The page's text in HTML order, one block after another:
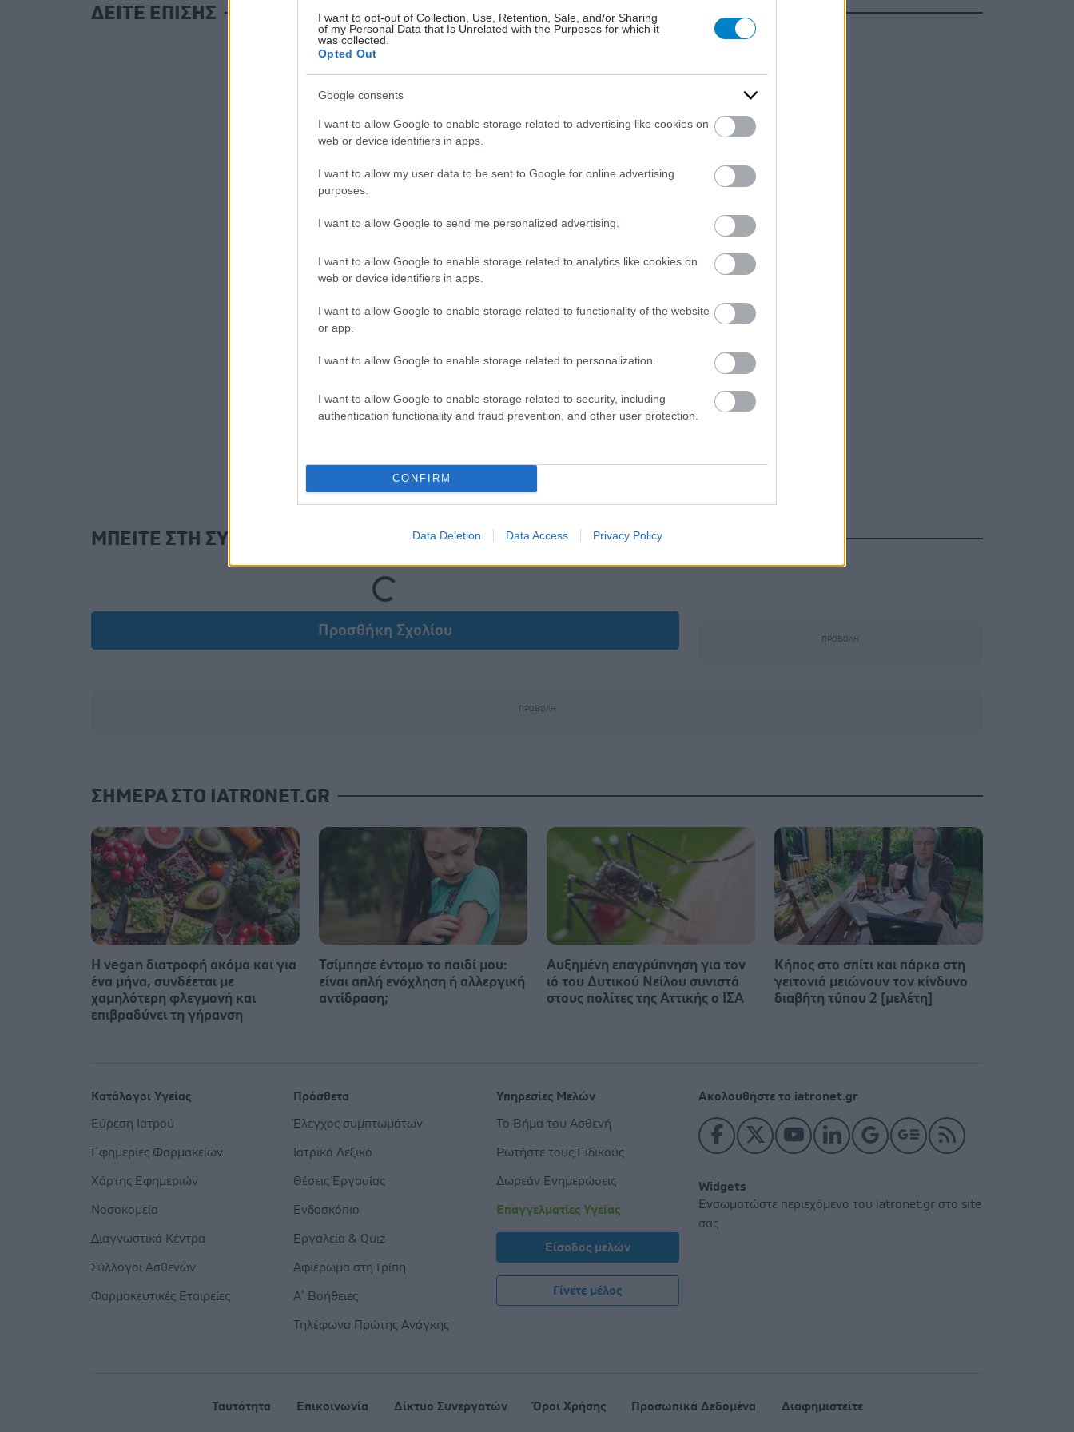
I want to opt-out of Collection, Use, Retention, Sale, and/or Sharing
of my Personal Data that Is Unrelated with the Purposes for which it
was collected.
Opted Out
Google consents
I want to allow Google to enable storage related to advertising like cookies on
web or device identifiers in apps.
I want to allow my user data to be sent to Google for online advertising
purposes.
I want to allow Google to send me personalized advertising.
I want to allow Google to enable storage related to analytics like cookies on
web or device identifiers in apps.
I want to allow Google to enable storage related to functionality of the website
or app.
I want to allow Google to enable storage related to personalization.
I want to allow Google to enable storage related to security, including
authentication functionality and fraud prevention, and other user protection.
CONFIRM
Data Deletion Data Access Privacy Policy
ΔΕΙΤΕ ΕΠΙΣΗΣ
ΜΠΕΙΤΕ ΣΤΗ ΣΥΖΗΤΗΣΗ
Loading...
Προσθήκη Σχολίου
ΣΗΜΕΡΑ ΣΤΟ IATRONET.GR
Η vegan διατροφή ακόμα και για
ένα μήνα, συνδέεται με
χαμηλότερη φλεγμονή και
επιβραδύνει τη γήρανση
Τσίμπησε έντομο το παιδί μου:
είναι απλή ενόχληση ή αλλεργική
αντίδραση;
Αυξημένη επαγρύπνηση για τον
ιό του Δυτικού Νείλου συνιστά
στους πολίτες της Αττικής ο ΙΣΑ
Κήπος στο σπίτι και πάρκα στη
γειτονιά μειώνουν τον κίνδυνο
διαβήτη τύπου 2 [μελέτη]
Ακολουθήστε το iatronet.gr
Widgets
Ενσωματώστε περιεχόμενο του iatronet.gr στο site
σας
Κατάλογοι Υγείας
Εύρεση Ιατρού
Εφημερίες Φαρμακείων
Χάρτης Εφημεριών
Νοσοκομεία
Διαγνωστικά Κέντρα
Σύλλογοι Ασθενών
Φαρμακευτικές Εταιρείες
Πρόσθετα
Έλεγχος συμπτωμάτων
Ιατρικό Λεξικό
Θέσεις Έργασίας
Ενδοσκόπιο
Εργαλεία & Quiz
Αφιέρωμα στη Γρίπη
Α’ Βοήθειες
Τηλέφωνα Πρώτης Ανάγκης
Υπηρεσίες Μελών
Το Βήμα του Ασθενή
Ρωτήστε τους Ειδικούς
Δωρεάν Ενημερώσεις
Επαγγελματίες Υγείας
Είσοδος μελών
Γίνετε μέλος
Ταυτότητα Επικοινωνία Δίκτυο Συνεργατών Όροι Χρήσης Προσωπικά Δεδομένα Διαφημιστείτε